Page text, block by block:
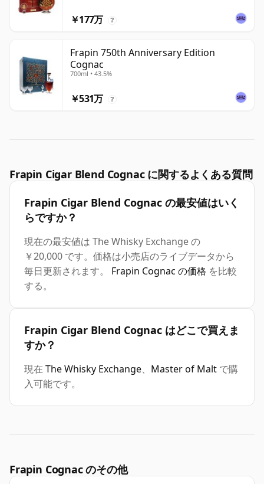
￥177万 ?
Frapin 750th Anniversary Edition
Cognac
700ml • 43.5%
￥531万 ?
Frapin Cigar Blend Cognac に関するよくある質問
Frapin Cigar Blend Cognac の最安値はいく
らですか？
現在の最安値は The Whisky Exchange の
￥20,000 です。価格は小売店のライブデータから
毎日更新されます。 Frapin Cognac の価格 を比較
する。
Frapin Cigar Blend Cognac はどこで買えま
すか？
現在 The Whisky Exchange、 Master of Malt で購
入可能です。
Frapin Cognac のその他